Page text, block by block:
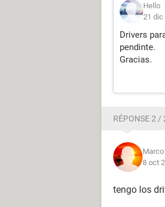
Hello
21 dic
Drivers
pendinte.
Gracias.
RÉPONSE 2 /
Marco
8 oct
tengo los